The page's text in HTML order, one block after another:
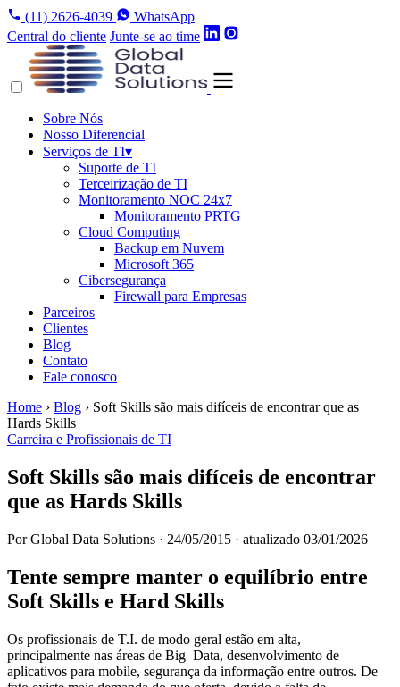
(11) 2626-4039
WhatsApp
Central do cliente Junte-se ao time
Sobre Nós
Nosso Diferencial
Serviços de TI▾
Suporte de TI
Terceirização de TI
Monitoramento NOC 24x7
Monitoramento PRTG
Cloud Computing
Backup em Nuvem
Microsoft 365
Cibersegurança
Firewall para Empresas
Parceiros
Clientes
Blog
Contato
Fale conosco
Home › Blog › Soft Skills são mais difíceis de encontrar que as
Hards Skills
Carreira e Profissionais de TI
Soft Skills são mais difíceis de encontrar
que as Hards Skills
Por Global Data Solutions · 24/05/2015 · atualizado 03/01/2026
Tente sempre manter o equilíbrio entre
Soft Skills e Hard Skills
Os profissionais de T.I. de modo geral estão em alta,
principalmente nas áreas de Big Data, desenvolvimento de
aplicativos para mobile, segurança da informação entre outros. De